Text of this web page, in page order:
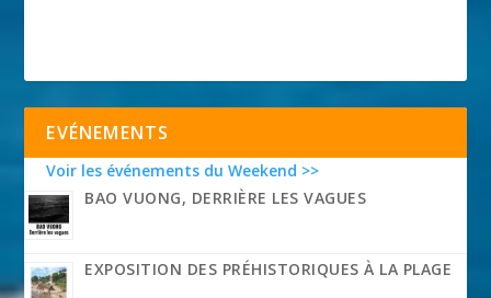
EVÉNEMENTS
Voir les événements du Weekend >>
BAO VUONG, DERRIÈRE LES VAGUES
EXPOSITION DES PRÉHISTORIQUES À LA PLAGE